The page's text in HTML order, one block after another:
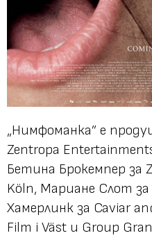
„Нимфоманка” е
Zentropa
Бетина Брокемпер за
Köln, Мариане Слот
Хамерлинк за Caviar
Film i Väst и Group